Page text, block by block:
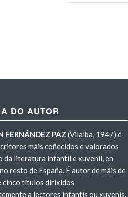
DO AUTOR
FERNÁNDEZ PAZ (Vilalba, 1947) é
máis coñecidos e valorados
da literatura infantil e xuvenil, en
resto de España. É autor de máis de
cinco títulos dirixidos
a lectores infantís ou xuvenís.